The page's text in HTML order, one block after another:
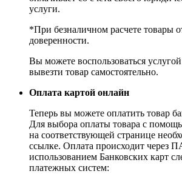
услуги.
*При безналичном расчете товары
доверенности.
Вы можете воспользоваться
вывезти товар самостоятельно.
Оплата картой онлайн
Теперь вы можете оплатить товар
Для выбора оплаты товара с
на соответствующей странице
ссылке. Оплата происходит
использованием Банковских карт
платежных систем: